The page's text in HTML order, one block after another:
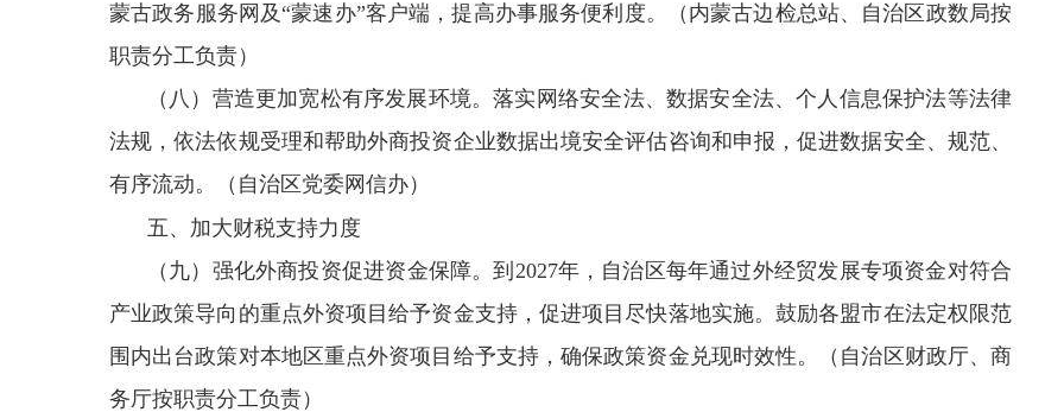
蒙古政务服务网及“蒙速办”客户端，提高办事服务便利度。（内蒙古边检总站、自治区政数局按
职责分工负责）
（八）营造更加宽松有序发展环境。落实网络安全法、数据安全法、个人信息保护法等法律
法规，依法依规受理和帮助外商投资企业数据出境安全评估咨询和申报，促进数据安全、规范、
有序流动。（自治区党委网信办）
五、加大财税支持力度
（九）强化外商投资促进资金保障。到2027年，自治区每年通过外经贸发展专项资金对符合
产业政策导向的重点外资项目给予资金支持，促进项目尽快落地实施。鼓励各盟市在法定权限范
围内出台政策对本地区重点外资项目给予支持，确保政策资金兑现时效性。（自治区财政厅、商
务厅按职责分工负责）